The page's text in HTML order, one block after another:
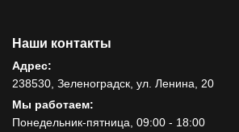
Наши контакты
Адрес:
238530, Зеленоградск, ул. Ленина, 20
Мы работаем:
Понедельник-пятница, 09:00 - 18:00